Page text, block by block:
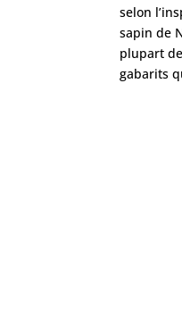
selon
sapin de
plupart
gabarits